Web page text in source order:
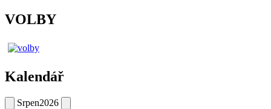
VOLBY
Kalendář
Srpen2026